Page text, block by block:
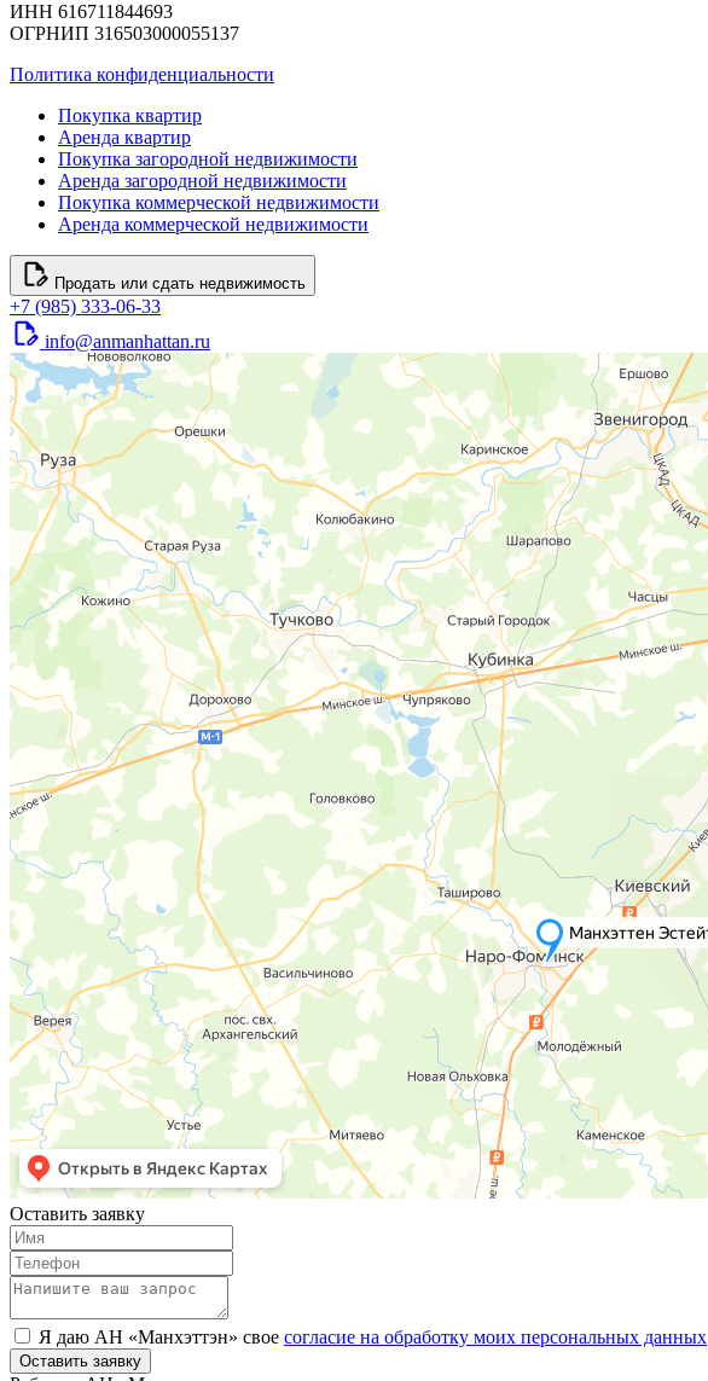
ИНН 616711844693
ОГРНИП 316503000055137
Политика конфиденциальности
Покупка квартир
Аренда квартир
Покупка загородной недвижимости
Аренда загородной недвижимости
Покупка коммерческой недвижимости
Аренда коммерческой недвижимости
Продать или сдать недвижимость
+7 (985) 333-06-33
info@anmanhattan.ru
Оставить заявку
Я даю АН «Манхэттэн» свое согласие на обработку моих персональных данных
Оставить заявку